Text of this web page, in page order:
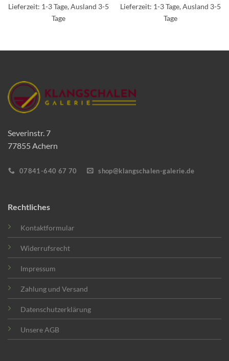
Lieferzeit: 1-3 Tage, Ausland 3-5
Tage
Lieferzeit: 1-3 Tage, Ausland 3-5
Tage
Severinstr. 7
77855 Achern
07841-640 67 70 shop@klangschalen-galerie.de
Rechtliches
Kontaktformular
Widerrufsrecht
Impressum
Zahlung und Versand
Datenschutzerklärung
Unsere AGB